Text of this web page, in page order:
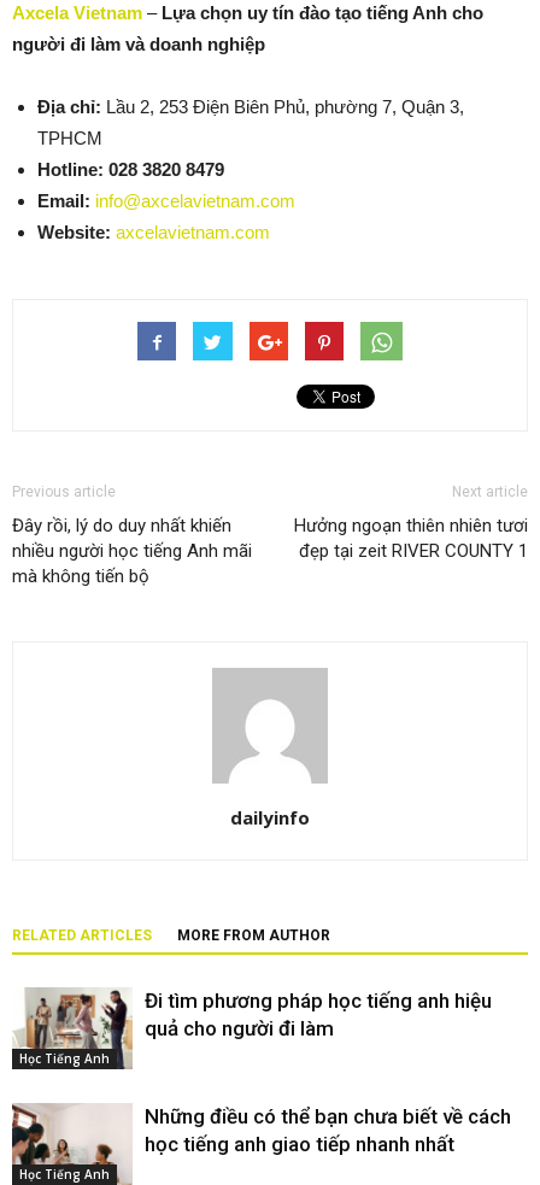
Axcela Vietnam – Lựa chọn uy tín đào tạo tiếng Anh cho
người đi làm và doanh nghiệp
Địa chỉ: Lầu 2, 253 Điện Biên Phủ, phường 7, Quận 3,
TPHCM
Hotline: 028 3820 8479
Email: info@axcelavietnam.com
Website: axcelavietnam.com
Previous article
Đây rồi, lý do duy nhất khiến
nhiều người học tiếng Anh mãi
mà không tiến bộ
Next article
Hưởng ngoạn thiên nhiên tươi
đẹp tại zeit RIVER COUNTY 1
dailyinfo
RELATED ARTICLES MORE FROM AUTHOR
Học Tiếng Anh
Đi tìm phương pháp học tiếng anh hiệu
quả cho người đi làm
Học Tiếng Anh
Những điều có thể bạn chưa biết về cách
học tiếng anh giao tiếp nhanh nhất